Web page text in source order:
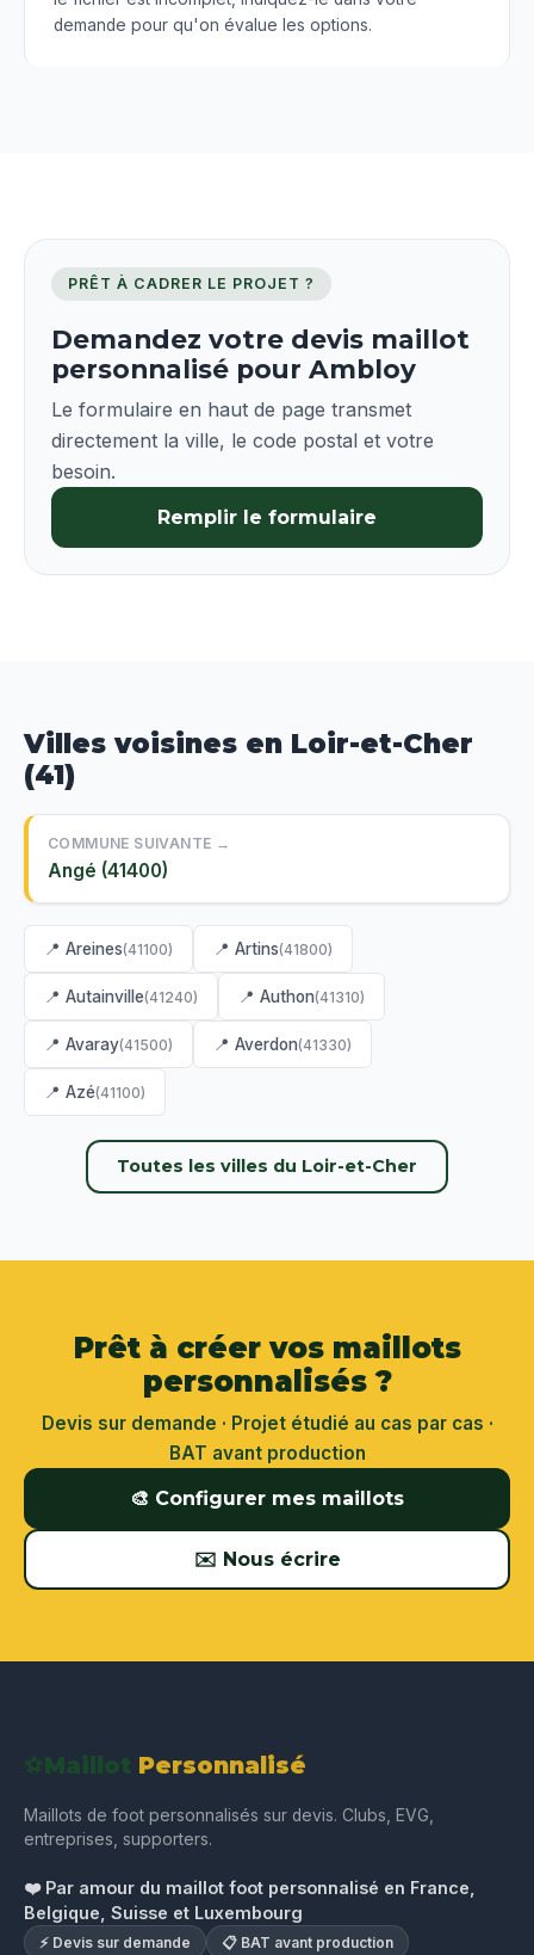
demande pour qu'on évalue les options.
PRÊT À CADRER LE PROJET ?
Demandez votre devis maillot
personnalisé pour Ambloy
Le formulaire en haut de page transmet
directement la ville, le code postal et votre
besoin.
Remplir le formulaire
Villes voisines en Loir-et-Cher
(41)
COMMUNE SUIVANTE →
Angé (41400)
📍 Areines(41100) 📍 Artins(41800)
📍 Autainville(41240) 📍 Authon(41310)
📍 Avaray(41500) 📍 Averdon(41330)
📍 Azé(41100)
Toutes les villes du Loir-et-Cher
Prêt à créer vos maillots
personnalisés ?
Devis sur demande · Projet étudié au cas par cas ·
BAT avant production
🎨 Configurer mes maillots
✉️ Nous écrire
⚽Maillot Personnalisé
Maillots de foot personnalisés sur devis. Clubs, EVG,
entreprises, supporters.
❤️ Par amour du maillot foot personnalisé en France,
Belgique, Suisse et Luxembourg
⚡ Devis sur demande
📋 BAT avant production